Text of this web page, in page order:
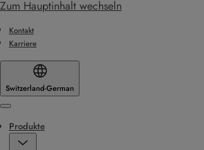
Zum Hauptinhalt wechseln
Kontakt
Karriere
Switzerland·German
Menu
Produkte